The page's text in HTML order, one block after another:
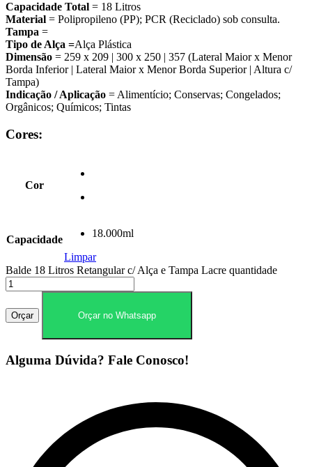
Capacidade Total = 18 Litros
Material = Polipropileno (PP); PCR (Reciclado) sob consulta.
Tampa =
Tipo de Alça =Alça Plástica
Dimensão = 259 x 209 | 300 x 250 | 357 (Lateral Maior x Menor
Borda Inferior | Lateral Maior x Menor Borda Superior | Altura c/
Tampa)
Indicação / Aplicação = Alimentício; Conservas; Congelados;
Orgânicos; Químicos; Tintas
Cores:
Cor
Capacidade
18.000ml
Limpar
Balde 18 Litros Retangular c/ Alça e Tampa Lacre quantidade
Orçar Orçar no Whatsapp
Alguma Dúvida? Fale Conosco!